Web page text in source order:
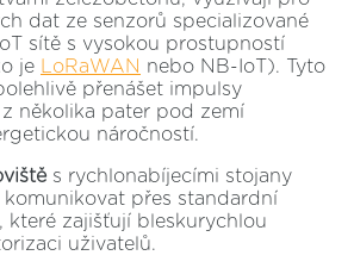
dat ze senzorů specializované
sítě s vysokou prostupností
je
LoRaWAN nebo NB-IoT). Tyto
přenášet impulsy
několika pater pod zemí
náročností.
s rychlonabíjecími stojany
přes standardní
které zajišťují bleskurychlou
uživatelů.